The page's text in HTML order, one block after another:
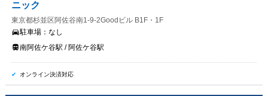
ニック
東京都杉並区阿佐谷南1-9-2Goodビル B1F・1F
駐車場： なし
南阿佐ケ谷駅 / 阿佐ケ谷駅
オンライン決済対応